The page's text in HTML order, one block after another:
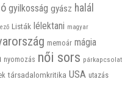
gyilkosság gyász halál
Listák lélektani magyar
memoár mágia
nyomozás női sors párkapcsolat
társadalomkritika USA utazás